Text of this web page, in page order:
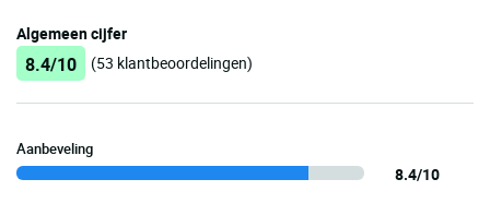
Algemeen cijfer
8.4/10 (53 klantbeoordelingen)
Aanbeveling
8.4/10